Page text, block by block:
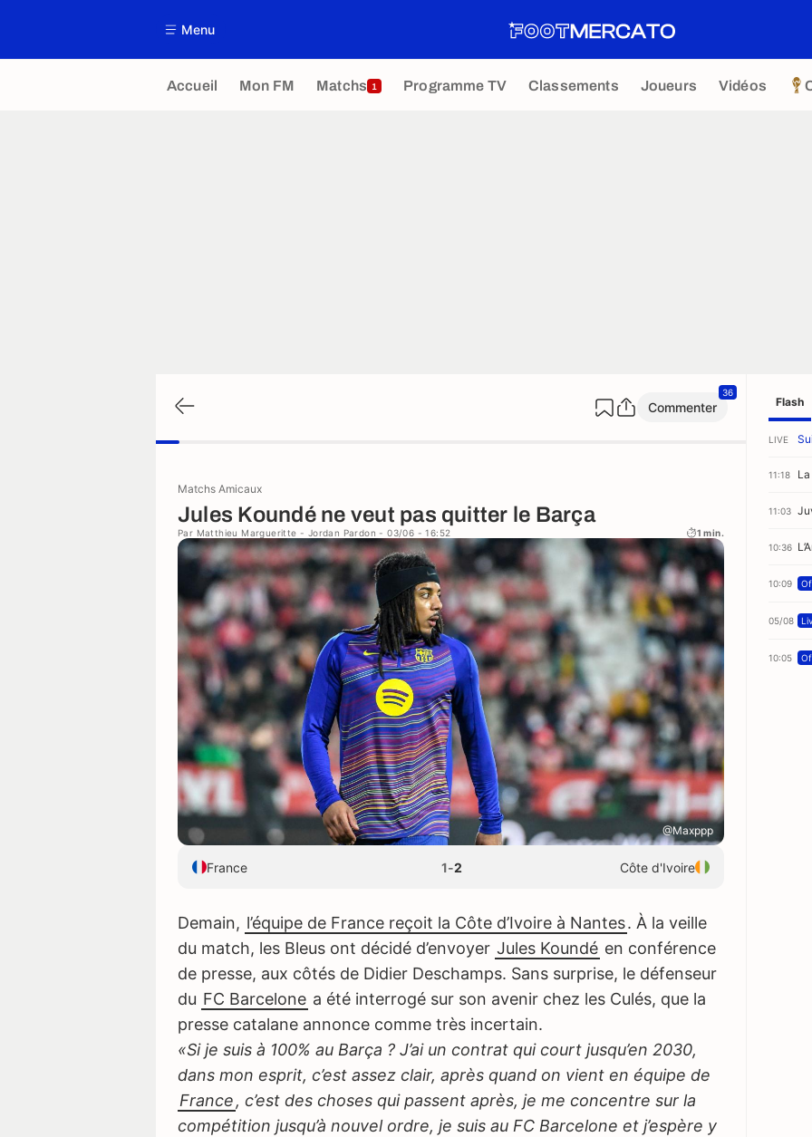
Menu
Accueil Mon FM Matchs 1 Programme TV Classements Joueurs Vidéos
Commenter
36
Matchs Amicaux
Jules Koundé ne veut pas quitter le Barça
Par Matthieu Margueritte - Jordan Pardon - 03/06 - 16:52 1 min.
@Maxppp
France 1-2 Côte d'Ivoire
Demain, l’équipe de France reçoit la Côte d’Ivoire à Nantes. À la veille
du match, les Bleus ont décidé d’envoyer Jules Koundé en conférence
de presse, aux côtés de Didier Deschamps. Sans surprise, le défenseur
du FC Barcelone a été interrogé sur son avenir chez les Culés, que la
presse catalane annonce comme très incertain.
«Si je suis à 100% au Barça ? J’ai un contrat qui court jusqu’en 2030,
dans mon esprit, c’est assez clair, après quand on vient en équipe de
France, c’est des choses qui passent après, je me concentre sur la
compétition jusqu’à nouvel ordre, je suis au FC Barcelone et j’espère y
Flash
LIVE
11:18
11:03
10:36
10:09
05/08
10:05